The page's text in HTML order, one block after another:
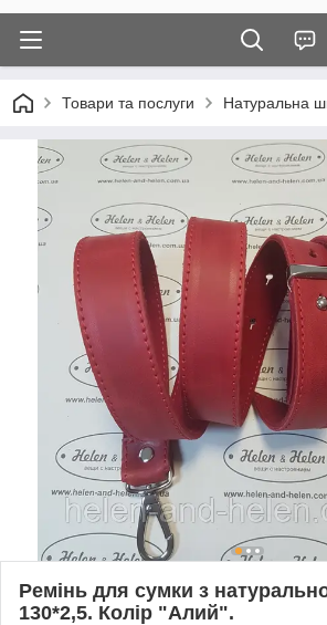
Товари та послуги Натуральна
Ремінь для сумки з
130*2,5. Колір "Алий".